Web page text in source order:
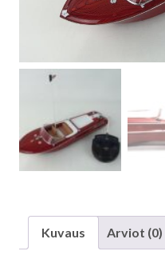
Kuvaus Arviot (0)